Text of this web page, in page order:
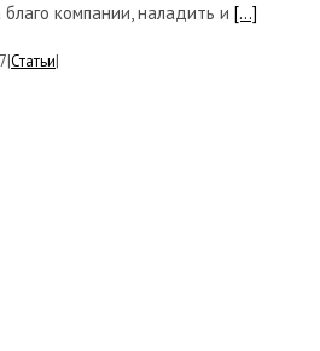
компании, наладить и [...]
|Статьи|